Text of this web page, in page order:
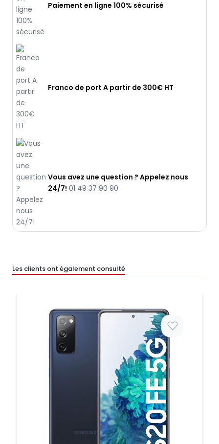
Paiement en ligne 100% sécurisé
Franco de port A partir de 300€ HT
Vous avez une question ? Appelez nous
24/7! 01 49 37 90 90
Les clients ont également consulté